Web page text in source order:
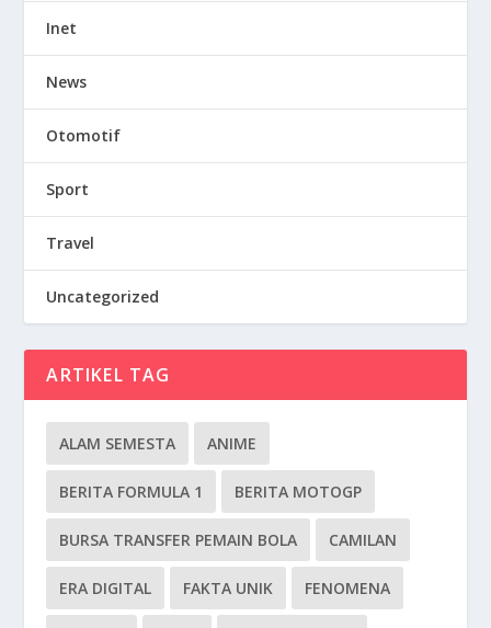
Inet
News
Otomotif
Sport
Travel
Uncategorized
ARTIKEL TAG
ALAM SEMESTA ANIME
BERITA FORMULA 1 BERITA MOTOGP
BURSA TRANSFER PEMAIN BOLA CAMILAN
ERA DIGITAL FAKTA UNIK FENOMENA